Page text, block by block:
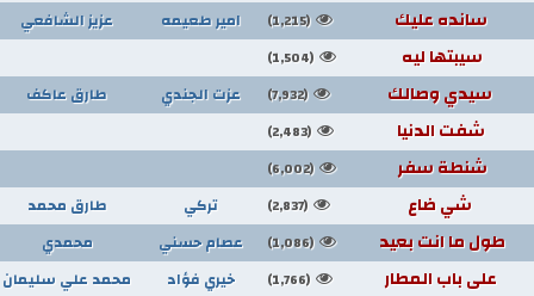
سانده عليك (1,215) امير طعيمه عزيز الشافعي
سيبتها ليه (1,504)
سيدي وصالك (7,932) عزت الجندي طارق عاكف
شفت الدنيا (2,483)
شنطة سفر (6,002)
شي ضاع (2,837) تركي طارق محمد
طول ما انت بعيد (1,086) عصام حسني محمدي
على باب المطار (1,766) خيري فؤاد محمد علي سليمان